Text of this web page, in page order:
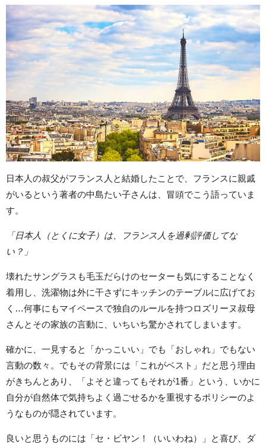
日本人の叔父がフランス人と結婚したことで、フランスに親戚
がいるという著者の中島たい子さんは、冒頭でこう語っていま
す。
「日本人（とくに女子）は、フランス人を過剰評価してな
い？」
壊れたサングラスも毛玉だらけのセーターも気にすることなく
着用し、洗濯物は外に干さずにキッチンのテーブルに広げてお
く…何事にもマイペースで独自のルールを持つロズリーヌ叔母
さんとその家族の言動に、いちいち驚かされてしまいます。
確かに、一見すると「かっこいい」でも「おしゃれ」でもない
言動の数々。でもその背景には「これがベスト」だと思う理由
がきちんとあり、「よそと違ってもそれが1番」という、いかに
自分が自然体で気持ちよく過ごせるかを重視するポリシーのよ
うなものが隠されています。
良いと思うものには「セ・ビヤン！（いいわね）」と喜び、ダ